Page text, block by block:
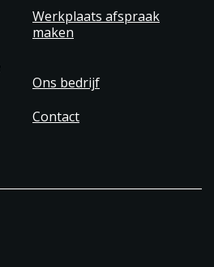
Werkplaats afspraak
maken
Ons bedrijf
Contact